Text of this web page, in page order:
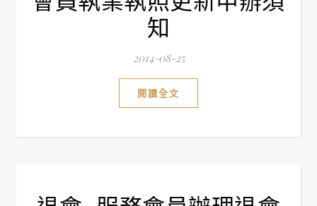
知
2014-08-25
閱讀全文